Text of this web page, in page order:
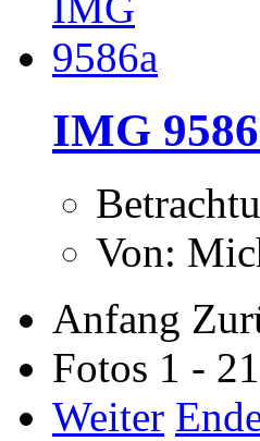
IMG
Von:
Anfang
Fotos 1 -
Weiter